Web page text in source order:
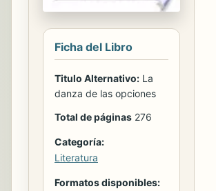
Ficha del Libro
Titulo Alternativo: La
danza de las opciones
Total de páginas 276
Categoría:
Literatura
Formatos disponibles: